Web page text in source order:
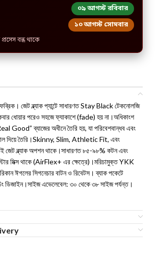
০৯ আগস্ট রবিবার
১০ আগস্ট সোমবার
বন্ধ থাকে
জেট ব্ল্যাক প্যান্টে সাধারণত Stay Black টেকনোলজি
ধোয়ার পরেও সহজে ফ্যাকাশে (fade) হয় না।অধিকাংশ
Good” ব্যাজের অধীনে তৈরি হয়, যা পরিবেশবান্ধব এবং
দিয়ে তৈরি।Skinny, Slim, Athletic Fit, এবং
ব্ল্যাক অপশন থাকে।সাধারণত ৮৫-৯৮% কটন এবং
মিক্স থাকে (AirFlex+ এর ক্ষেত্রে)।মরিচামুক্ত YKK
ঈগলের সিগনেচার বাটন ও রিবেটস। ব্যাক পকেটে
ডিজাইন।সাইজ এভেলেবেল: ৩০ থেকে ৩৮ সাইজ পর্যন্ত।